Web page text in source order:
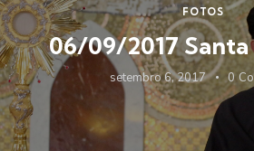
FOTOS
06/09/2017 Santa
setembro 6, 2017 0